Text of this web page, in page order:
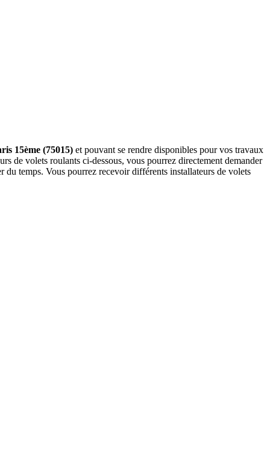
15ème (75015) et pouvant se rendre disponibles pour vos travaux
de volets roulants ci-dessous, vous pourrez directement demander
temps. Vous pourrez recevoir différents installateurs de volets